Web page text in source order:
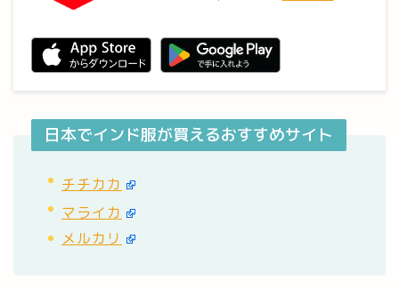
日本でインド服が買えるおすすめサイト
チチカカ
マライカ
メルカリ